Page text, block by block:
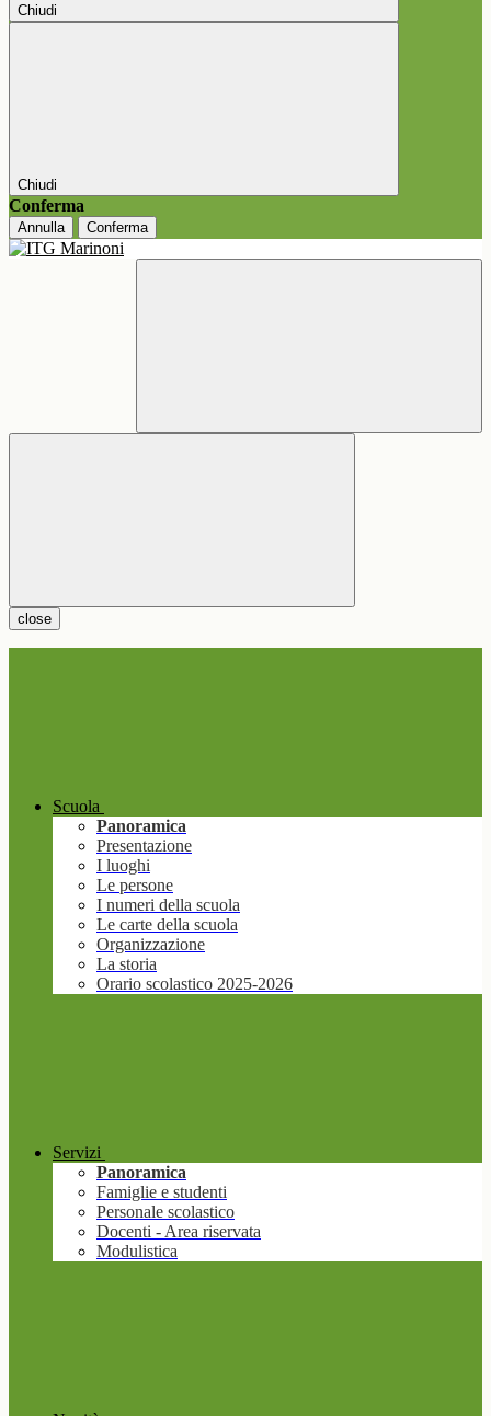
Chiudi
Chiudi
Conferma
Annulla Conferma
close
Scuola
Panoramica
Presentazione
I luoghi
Le persone
I numeri della scuola
Le carte della scuola
Organizzazione
La storia
Orario scolastico 2025-2026
Servizi
Panoramica
Famiglie e studenti
Personale scolastico
Docenti - Area riservata
Modulistica